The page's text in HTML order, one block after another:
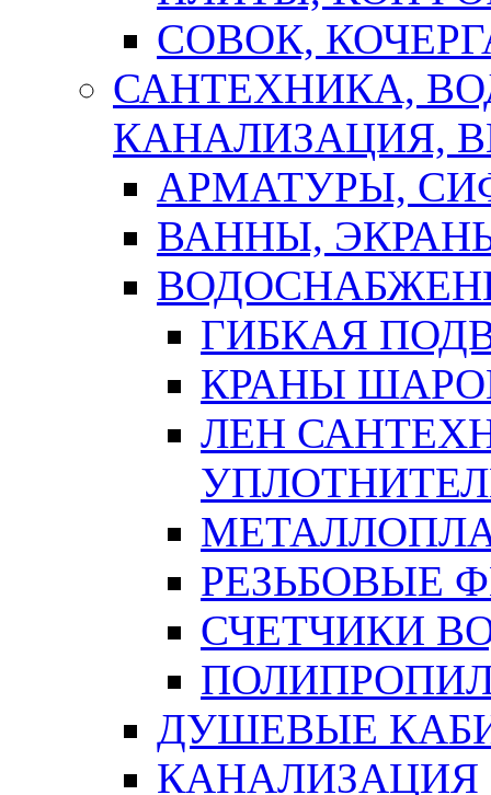
СОВОК,
САНТЕХНИКА,
КАНАЛИЗАЦИЯ,
АРМАТУРЫ,
ВАННЫ,
ГИБКАЯ
КРАНЫ
ЛЕН
РЕЗЬБОВЫЕ
СЧЕТЧИКИ
ДУШЕВЫЕ
КАНАЛИЗАЦИЯ